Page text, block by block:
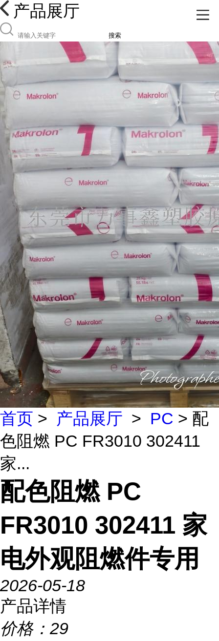
产品展厅
搜索
首页 > 产品展厅 > PC > 配
色阻燃 PC FR3010 302411
家...
配色阻燃 PC
FR3010 302411 家
电外观阻燃件专用
2026-05-18
产品详情
价格： 29